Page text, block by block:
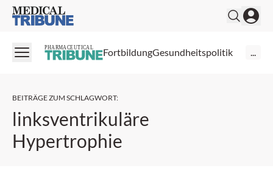
Medical Tribune
PHARMACEUTICAL FortbildungGesundheitspolitik ...
BEITRÄGE ZUM SCHLAGWORT:
linksventrikuläre
Hypertrophie